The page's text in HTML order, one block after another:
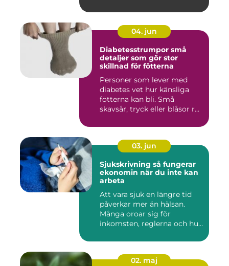
04. jun
Diabetesstrumpor små
detaljer som gör stor
skillnad för fötterna
Personer som lever med
diabetes vet hur känsliga
fötterna kan bli. Små
skavsår, tryck eller blåsor r...
03. jun
Sjukskrivning så fungerar
ekonomin när du inte kan
arbeta
Att vara sjuk en längre tid
påverkar mer än hälsan.
Många oroar sig för
inkomsten, reglerna och hur
02. maj